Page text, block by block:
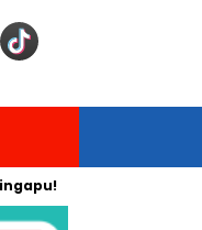
Dua Pendaki